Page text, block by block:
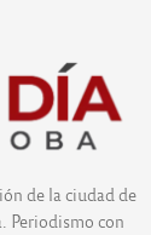
de la ciudad de
Periodismo con